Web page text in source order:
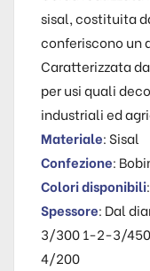
sisal, costituita
conferiscono un
Caratterizzata
per usi quali
industriali ed
Materiale: Sisal
Confezione:
Colori disponibili
Spessore: Dal
3/300 1-2-3/
4/200